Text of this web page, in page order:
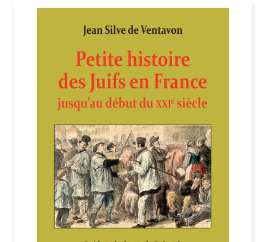
Listes d’Envies
Livres de Peter Randa
Livres de Philippe Randa
Login Customizer
Newsletter
Nous Contacter
Politique de confidentialité et cookies
Qui sommes-nous ?
Soutien à Philippe Randa
Suivi de la Commande
récent
plus